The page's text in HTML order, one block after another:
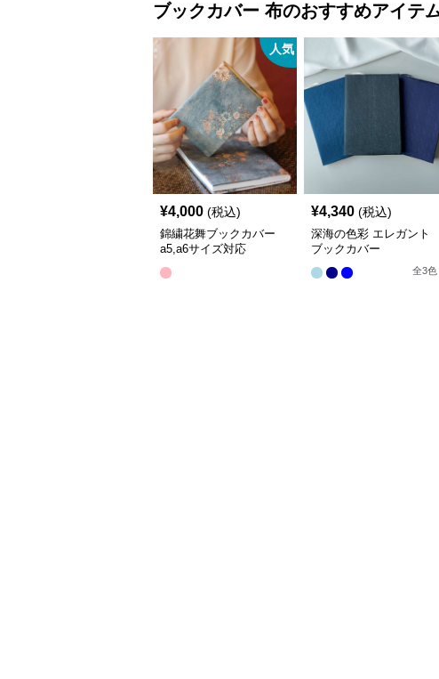
ブックカバー 布のおすすめアイテ
人気
¥4,000 (税込)
錦繍花舞ブックカバー
a5,a6サイズ対応
¥4,340 (税込)
深海の色彩 エレガント
ブックカバー
全3色